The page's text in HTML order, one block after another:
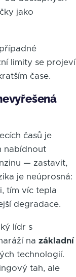
jako
limity se projeví
čase.
časů je
nabídnout
— zastavit,
je neúprosná:
tím víc tepla
degradace.
lídr s
na základní
technologií.
tah, ale